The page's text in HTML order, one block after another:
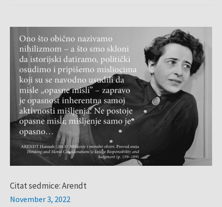
Citat sedmice: Arendt
November 3, 2022
Citat
sedmice:
Arendt